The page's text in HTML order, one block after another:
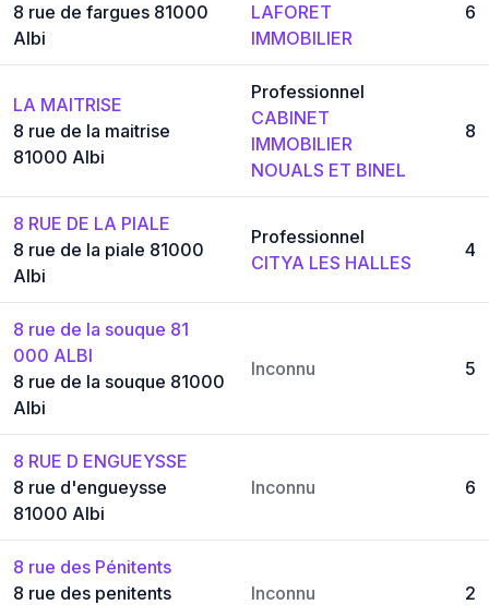
8 rue de fargues 81000
Albi
LAFORET
IMMOBILIER
6
LA MAITRISE
8 rue de la maitrise
81000 Albi
Professionnel
CABINET
IMMOBILIER
NOUALS ET BINEL
8
8 RUE DE LA PIALE
8 rue de la piale 81000
Albi
Professionnel
CITYA LES HALLES
4
8 rue de la souque 81
000 ALBI
8 rue de la souque 81000
Albi
Inconnu 5
8 RUE D ENGUEYSSE
8 rue d'engueysse
81000 Albi
Inconnu 6
8 rue des Pénitents
8 rue des penitents
Inconnu 2